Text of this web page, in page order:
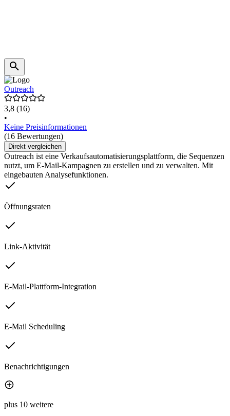
Outreach
3,8 (16)
•
Keine Preisinformationen
(16 Bewertungen)
Direkt vergleichen
Outreach ist eine Verkaufsautomatisierungsplattform, die Sequenzen
nutzt, um E-Mail-Kampagnen zu erstellen und zu verwalten. Mit
eingebauten Analysefunktionen.
Öffnungsraten
Link-Aktivität
E-Mail-Plattform-Integration
E-Mail Scheduling
Benachrichtigungen
plus 10 weitere